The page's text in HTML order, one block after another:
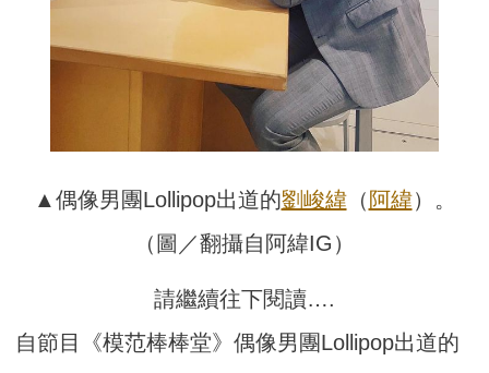
▲偶像男團Lollipop出道的劉峻緯（ 阿緯）。
（圖／翻攝自阿緯IG）
請繼續往下閱讀….
自節目《模范棒棒堂》偶像男團Lollipop出道的